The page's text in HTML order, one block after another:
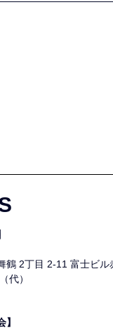
鶴 2丁目 2-11 富士ビル
代）